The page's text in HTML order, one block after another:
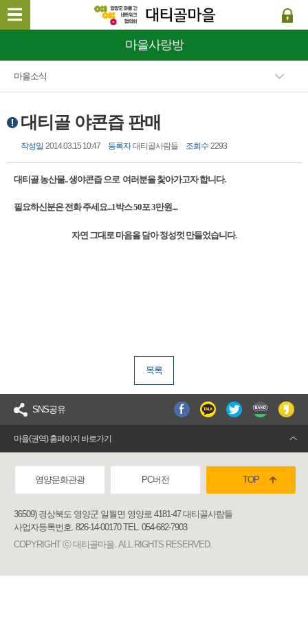
마을사랑방
마을소식
대티골 야콘즙 판매
작성일 2014.03.15 10:47 등록자 대티골사람들 조회수 2293
대티골 농산물.. 생야콘즙 으로 여러분을 찿아가고자 합니다.
필요하신분은 전화 주세요...1박스 50포 3만원....
자연 그대로 마음을 담아 정성껏 만들었습니다.
목록
SNS공유
마을(권역) 홈페이지 바로가기
영양문화관광 PC버전 TOP
36509) 경상북도 영양군 일월면 영양로 4181-47 대티골사람들
사업자등록번호. 826-14-00170 TEL. 054-682-7903
COPYRIGHT ⓒ 대티골마을. ALL RIGHTS RESERVED.